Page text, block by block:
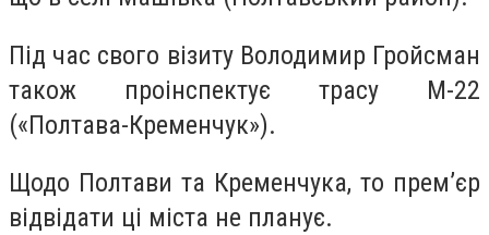
Під час свого візиту Володимир Гройсман
також проінспектує трасу М-22
(«Полтава-Кременчук»).
Щодо Полтави та Кременчука, то прем’єр
відвідати ці міста не планує.